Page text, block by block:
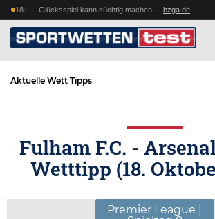
18+ · Glücksspiel kann süchtig machen · bzga.de
Aktuelle Wett Tipps
Fulham F.C. -
Wetttipp (18.
Premier League |